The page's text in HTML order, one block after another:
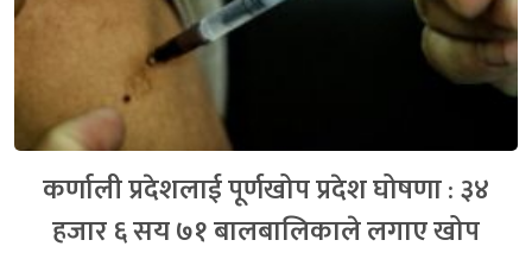
कर्णाली प्रदेशलाई पूर्णखोप प्रदेश घोषणा : ३४
हजार ६ सय ७१ बालबालिकाले लगाए खोप